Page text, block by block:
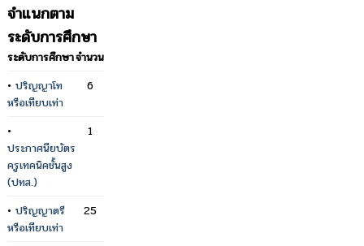
จำแนกตาม
ระดับการศึกษา
ระดับการศึกษาจำนวน
• ปริญญาโท
หรือเทียบเท่า
6
•
ประกาศนียบัตร
ครูเทคนิคชั้นสูง
(ปทส.)
1
• ปริญญาตรี
หรือเทียบเท่า
25